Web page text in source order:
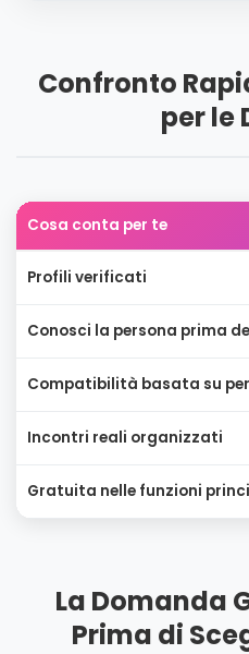
Confronto
per le
Cosa conta per te
Profili verificati
Conosci la persona prima
Compatibilità basata su
Incontri reali organizzati
Gratuita nelle funzioni
La Domanda
Prima di